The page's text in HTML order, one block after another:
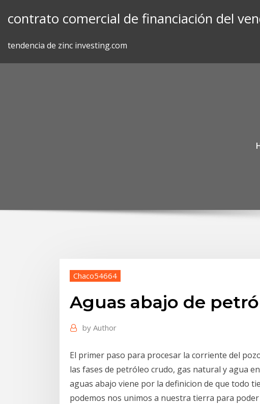
contrato comercial de financiación del
tendencia de zinc investing.com
Chaco54664
Aguas abajo de
by Author
El primer paso para procesar la corriente del
las fases de petróleo crudo, gas natural y agua
aguas abajo viene por la definicion de que todo
podemos nos unimos a nuestra tierra para